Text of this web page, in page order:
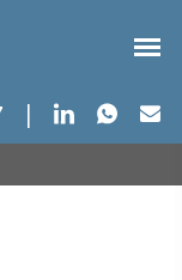
| LinkedIn